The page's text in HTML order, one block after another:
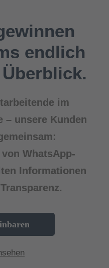
endlich
im
– unsere Kunden
WhatsApp-
Informationen